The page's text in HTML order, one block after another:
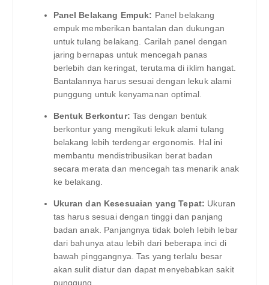
Panel Belakang Empuk: Panel belakang
empuk memberikan bantalan dan dukungan
untuk tulang belakang. Carilah panel dengan
jaring bernapas untuk mencegah panas
berlebih dan keringat, terutama di iklim hangat.
Bantalannya harus sesuai dengan lekuk alami
punggung untuk kenyamanan optimal.
Bentuk Berkontur: Tas dengan bentuk
berkontur yang mengikuti lekuk alami tulang
belakang lebih terdengar ergonomis. Hal ini
membantu mendistribusikan berat badan
secara merata dan mencegah tas menarik anak
ke belakang.
Ukuran dan Kesesuaian yang Tepat: Ukuran
tas harus sesuai dengan tinggi dan panjang
badan anak. Panjangnya tidak boleh lebih lebar
dari bahunya atau lebih dari beberapa inci di
bawah pinggangnya. Tas yang terlalu besar
akan sulit diatur dan dapat menyebabkan sakit
punggung.